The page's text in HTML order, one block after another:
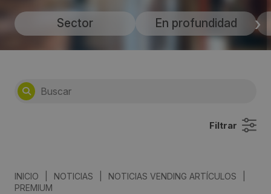
Sector En profundidad
Filtrar
INICIO NOTICIAS NOTICIAS VENDING ARTÍCULOS
PREMIUM